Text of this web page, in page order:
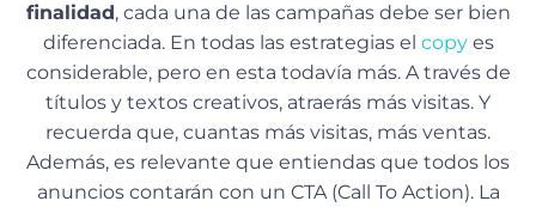
finalidad , cada una de las campañas debe ser bien
diferenciada. En todas las estrategias el copyes
considerable, pero en esta todavía más. A través de
títulos y textos creativos, atraerás más visitas. Y
recuerda que, cuantas más visitas, más ventas.
Además, es relevante que entiendas que todos los
anuncios contarán con un CTA (Call To Action). La